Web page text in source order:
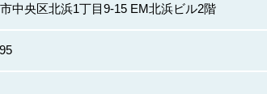
中央区北浜1丁目9-15 EM北浜ビル2階